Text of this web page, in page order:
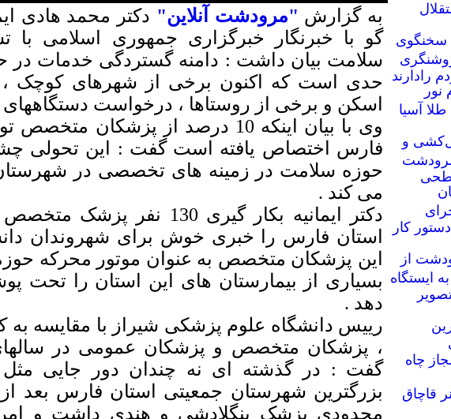
سخنگوی
رادارند
نور
آسیا
و
مرودشت
کار
از
ایستگاه
چاه
قاچاق
به گزارش "مرودشت آنلاین" دکتر محمد هادی
گو با خبرنگار خبرگزاری جمهوری اسلامی با
سلامت بیان داشت : دامنه گستردگی خدمات
حدی است که اکنون برخی از شهرهای کوچک
اسکن و برخی از روستاها ، درخواست
وی با بیان اینکه 10 درصد از
فارس اختصاص یافته است گفت : این تحولی
حوزه سلامت در زمینه های تخصصی در
می کند .
دکتر ایمانیه بکار گیری 130
استان فارس را خبری خوش برای شهروندان
این پزشکان متخصص به عنوان موتور محرکه
بسیاری از بیمارستان های این استان را
دهد .
رییس دانشگاه علوم پزشکی شیراز با مقایسه به
، پزشکان متخصص و پزشکان عمومی در
گفت : در گذشته ای نه چندان دور جایی
بزرگترین شهرستان جمعیتی استان فارس بعد